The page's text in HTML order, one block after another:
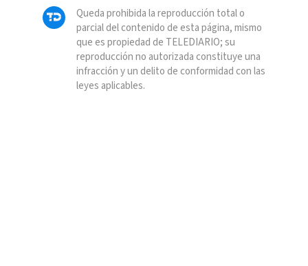
Queda prohibida la reproducción total o
parcial del contenido de esta página, mismo
que es propiedad de TELEDIARIO; su
reproducción no autorizada constituye una
infracción y un delito de conformidad con las
leyes aplicables.